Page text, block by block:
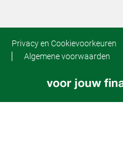
Privacy en Cookievoorkeuren
Algemene voorwaarden